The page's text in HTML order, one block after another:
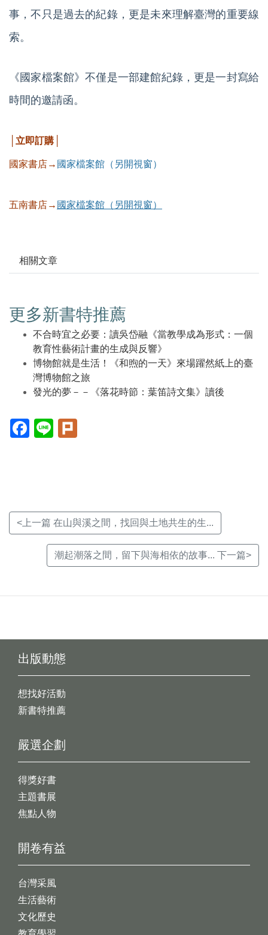
事，不只是過去的紀錄，更是未來理解臺灣的重要線
索。
《國家檔案館》不僅是一部建館紀錄，更是一封寫給
時間的邀請函。
│立即訂購│
國家書店→ 國家檔案館（另開視窗）
五南書店→ 國家檔案館（另開視窗）
相關文章
更多新書特推薦
不合時宜之必要：讀吳岱融《當教學成為形式：一個
教育性藝術計畫的生成與反響》
博物館就是生活！《和煦的一天》來場躍然紙上的臺
灣博物館之旅
發光的夢－－《落花時節：葉笛詩文集》讀後
Facebook(另
開
Line(另
開
<上一篇 在山與溪之間，找回與土地共生的生...
潮起潮落之間，留下與海相依的故事... 下一篇>
出版動態
想找好活動
新書特推薦
開卷有益
台灣采風
生活藝術
文化歷史
嚴選企劃
得獎好書
主題書展
焦點人物